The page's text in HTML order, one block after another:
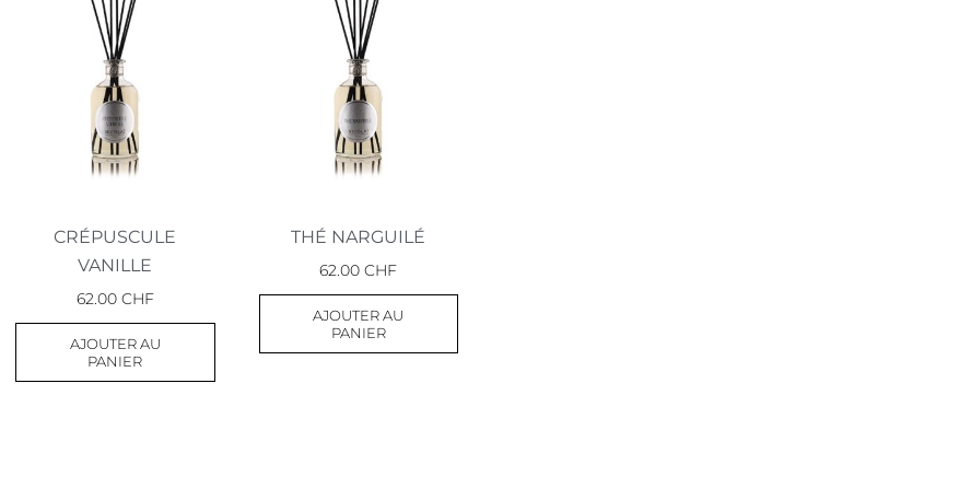
CRÉPUSCULE
VANILLE
62.00 CHF
AJOUTER AU
PANIER
THÉ NARGUILÉ
62.00CHF
AJOUTER AU
PANIER